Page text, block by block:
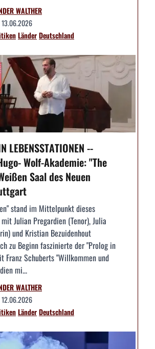
WALTHER
13.06.2026
LänderDeutschland
LEBENSSTATIONEN --
Wolf-Akademie: "The
Saal des Neuen
stand im Mittelpunkt dieses
Julian Pregardien (Tenor), Julia
und Kristian Bezuidenhout
zu Beginn faszinierte der "Prolog in
Franz Schuberts "Willkommen und
mi...
WALTHER
12.06.2026
LänderDeutschland